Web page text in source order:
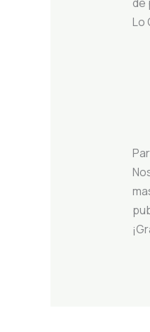
de
Lo